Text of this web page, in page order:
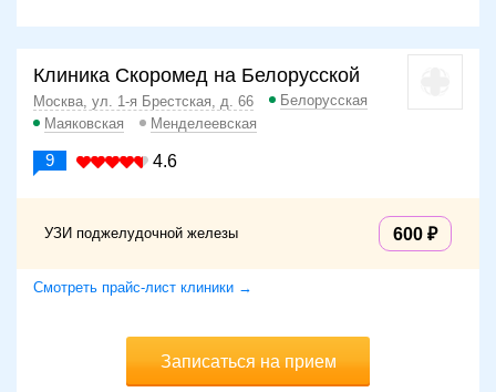
Клиника Скоромед на Белорусской
Москва, ул. 1-я Брестская, д. 66
Белорусская
Маяковская
Менделеевская
9 4.6
УЗИ поджелудочной железы 600
Смотреть прайс-лист клиники →
Записаться на прием